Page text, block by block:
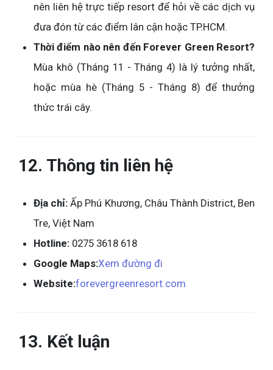
nên liên hệ trực tiếp resort để hỏi về các dịch vụ
đưa đón từ các điểm lân cận hoặc TP.HCM.
Thời điểm nào nên đến Forever Green Resort?
Mùa khô (Tháng 11 - Tháng 4) là lý tưởng nhất,
hoặc mùa hè (Tháng 5 - Tháng 8) để thưởng
thức trái cây.
12. Thông tin liên hệ
Địa chỉ: Ấp Phú Khương, Châu Thành District, Ben
Tre, Việt Nam
Hotline: 0275 3618 618
Google Maps:Xem đường đi
Website:forevergreenresort.com
13. Kết luận